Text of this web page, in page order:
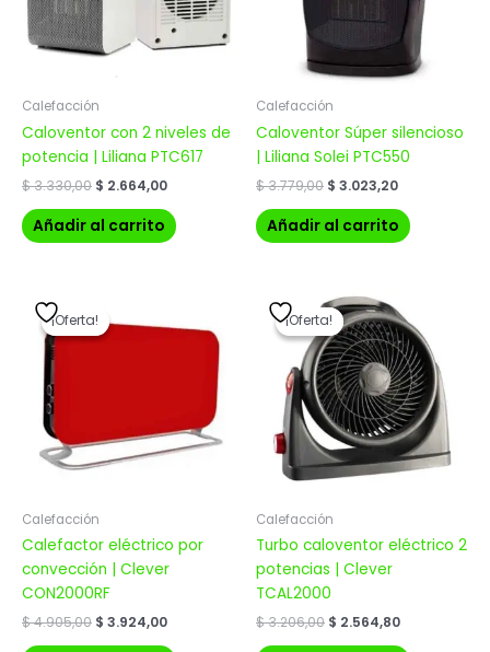
Calefacción
Caloventor con 2 niveles de
potencia | Liliana PTC617
$3.330,00 $ 2.664,00
Añadir al carrito
Calefacción
Caloventor Súper silencioso
| Liliana Solei PTC550
$3.779,00 $ 3.023,20
Añadir al carrito
¡Oferta!
¡Oferta!
Calefacción
Calefactor eléctrico por
convección | Clever
CON2000RF
$4.905,00
precio
original
era:
$ 3.924,00
actual
$ 3.924,00.
¡Oferta!
¡Oferta!
Calefacción
Turbo caloventor eléctrico 2
potencias | Clever
TCAL2000
$3.206,00
El
precio
original
era:
$ 3.206,00.
$ 2.564,80
precio
actual
es:
$ 2.564,80.